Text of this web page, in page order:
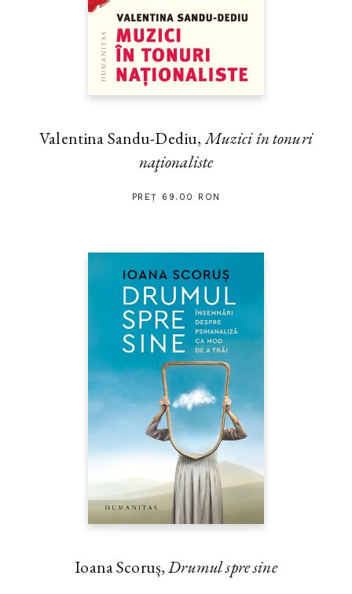
Valentina Sandu-Dediu,Muzici în tonuri
naţionaliste
PREȚ 69.00 RON
Ioana Scoruș,Drumul spre sine